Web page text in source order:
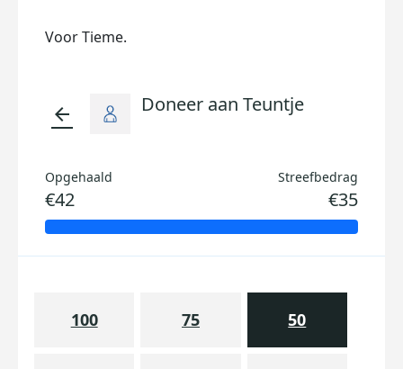
Voor Tieme.
arrow_back Doneer aan Teuntje
Opgehaald
€42
Streefbedrag
€35
100 75 50